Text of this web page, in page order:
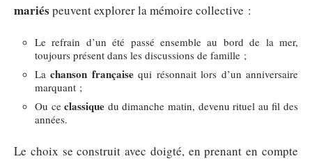
mariés peuvent explorer la mémoire collective :
Le refrain d’un été passé ensemble au bord de la mer,
toujours présent dans les discussions de famille ;
Lachanson françaisequi résonnait lors d’un anniversaire
marquant ;
Ou ceclassique du dimanche matin, devenu rituel au fil des
années.
Le choix se construit avec doigté, en prenant en compte